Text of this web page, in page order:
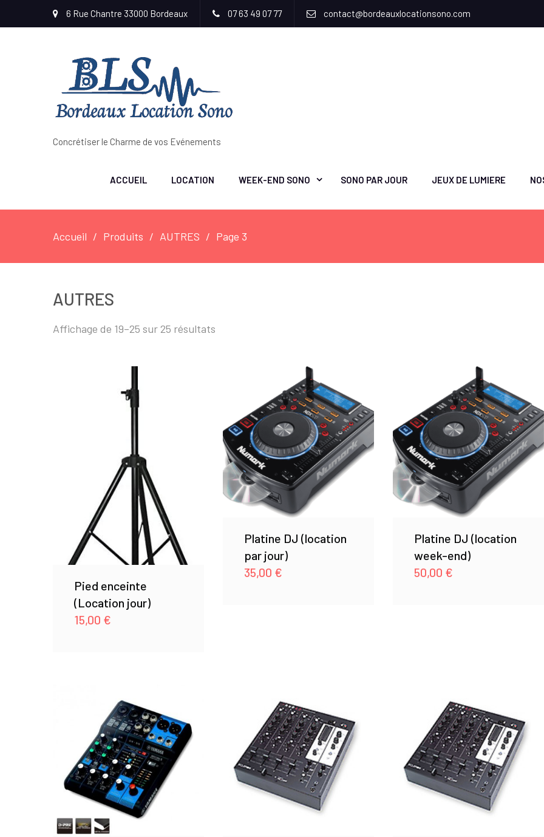
6 Rue Chantre 33000 Bordeaux 07 63 49 07 77 contact@bordeauxlocationsono.com
Concrétiser le Charme de vos Evénements
ACCUEIL LOCATION WEEK-END SONO SONO PAR JOUR JEUX DE LUMIERE
Accueil Produits AUTRES Page 3
AUTRES
Affichage de 19–25 sur 25 résultats
Pied enceinte
(Location jour)
15,00 €
Platine DJ (location
par jour)
35,00 €
Platine DJ (location
week-end)
50,00 €